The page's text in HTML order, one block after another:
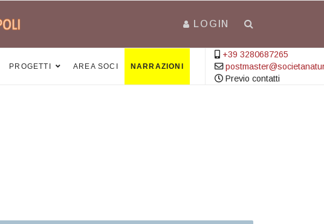
LOGIN
PROGETTI AREA SOCI NARRAZIONI
+39 3280687265
Previo contatti